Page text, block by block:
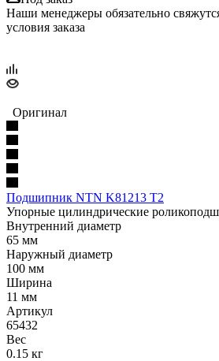
Наши менеджеры обязательно
условия заказа
Оригинал
Подшипник NTN K81213 T2
Упорные цилиндрические
Внутренний диаметр
65 мм
Наружный диаметр
100 мм
Ширина
11 мм
Артикул
65432
Вес
0.15 кг